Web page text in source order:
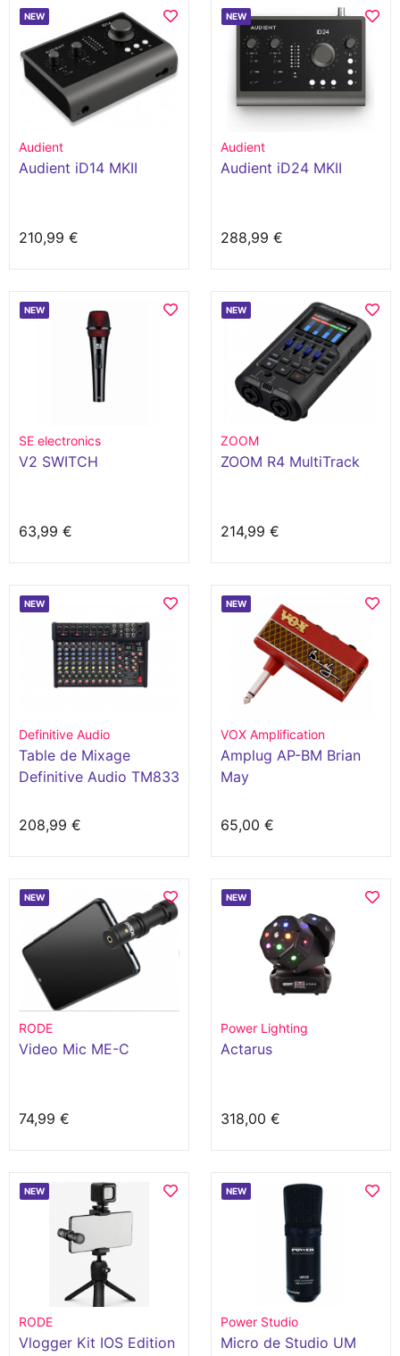
NEW
Audient
Audient iD14 MKII
210,99 €
NEW
Audient
Audient iD24 MKII
288,99 €
NEW
SE electronics
V2 SWITCH
63,99 €
NEW
ZOOM
ZOOM R4 MultiTrack
214,99 €
NEW
Definitive Audio
Table de Mixage
Definitive Audio TM833
208,99 €
NEW
VOX Amplification
Amplug AP-BM Brian
May
65,00 €
NEW
RODE
Video Mic ME-C
74,99 €
NEW
Power Lighting
Actarus
318,00 €
NEW
RODE
Vlogger Kit IOS Edition
NEW
Power Studio
Micro de Studio UM